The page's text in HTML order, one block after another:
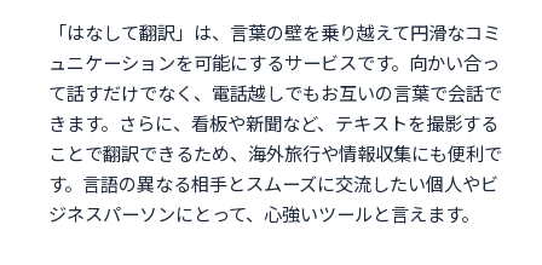
「はなして翻訳」は、言葉の壁を乗り越えて円滑なコミ
ュニケーションを可能にするサービスです。向かい合っ
て話すだけでなく、電話越しでもお互いの言葉で会話で
きます。さらに、看板や新聞など、テキストを撮影する
ことで翻訳できるため、海外旅行や情報収集にも便利で
す。言語の異なる相手とスムーズに交流したい個人やビ
ジネスパーソンにとって、心強いツールと言えます。